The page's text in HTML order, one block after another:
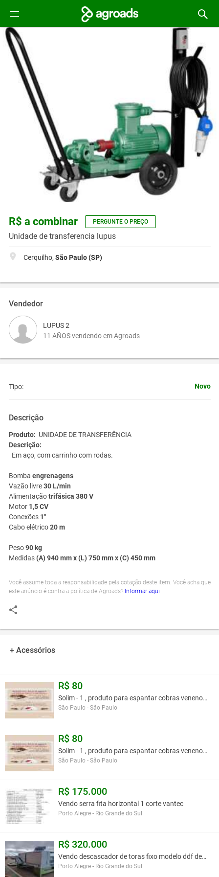
R$ a combinar PERGUNTE O PREÇO
Unidade de transferencia lupus
Cerquilho, São Paulo (SP)
Vendedor
LUPUS 2
11 AÑOS vendendo em Agroads
Tipo: Novo
Descrição
Produto: UNIDADE DE TRANSFERÊNCIA
Descrição:
Em aço, com carrinho com rodas.
Bomba engrenagens
Vazão livre30 L/min
Alimentaçãotrifásica 380 V
Motor 1,5 CV
Conexões1"
Cabo elétrico20 m
Peso90 kg
Medidas(A) 940 mm x (L) 750 mm x (C) 450 mm
Você assume toda a responsabilidade pela cotação deste item. Você acha que
este anúncio é contra a política de Agroads? Informar aqui
+ Acessórios
R$ 80
Solim - 1 , produto para espantar cobras venenosa
São Paulo - São Paulo
R$ 80
Solim - 1 , produto para espantar cobras venenosa
São Paulo - São Paulo
R$ 175.000
Vendo serra fita horizontal 1 corte vantec
Porto Alegre - Rio Grande do Sul
R$ 320.000
Vendo descascador de toras fixo modelo ddf demu
Porto Alegre - Rio Grande do Sul